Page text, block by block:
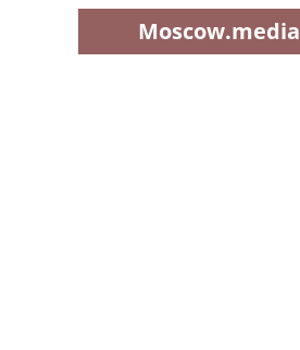
Moscow.media